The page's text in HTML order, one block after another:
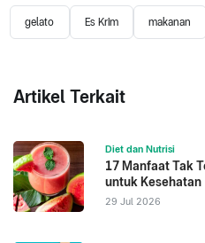
gelato Es Krim makanan
Artikel Terkait
Diet dan Nutrisi
17 Manfaat Tak
untuk Kesehatan
29 Jul 2026